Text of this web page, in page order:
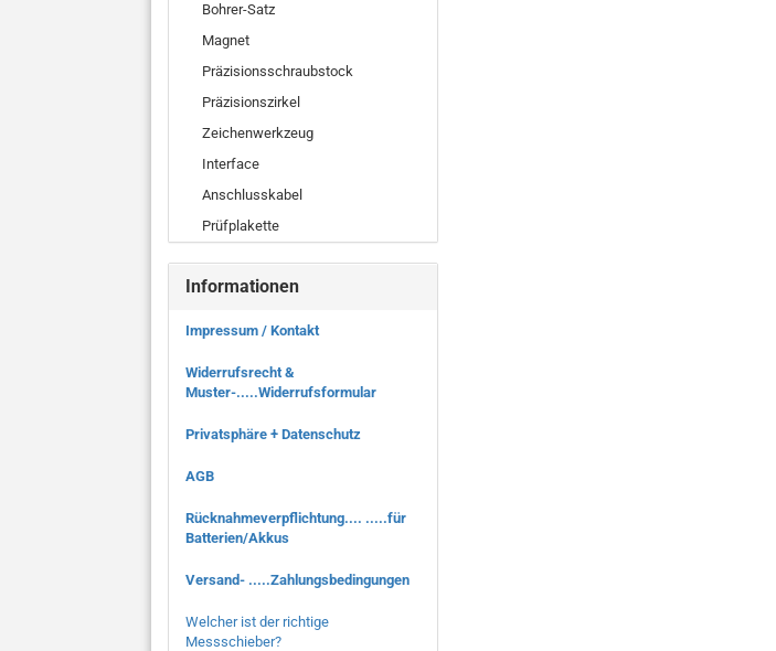
Bohrer-Satz
Magnet
Präzisionsschraubstock
Präzisionszirkel
Zeichenwerkzeug
Interface
Anschlusskabel
Prüfplakette
Informationen
Impressum / Kontakt
Widerrufsrecht &
Muster-.....Widerrufsformular
Privatsphäre + Datenschutz
AGB
Rücknahmeverpflichtung.... .....für
Batterien/Akkus
Versand- .....Zahlungsbedingungen
Welcher ist der richtige
Messschieber?